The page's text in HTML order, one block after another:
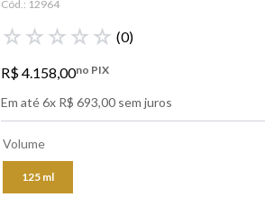
Cód.: 12964
☆ ☆ ☆ ☆ ☆ (0)
R$4.158,00no PIX
Em até6x R$ 693,00 sem juros
Volume
125 ml